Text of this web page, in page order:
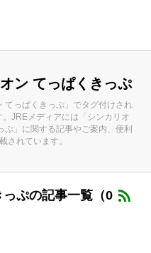
ン てっぱくきっぷ
てっぱくきっぷ」でタグ付けされ
。JREメディアには「シンカリオ
ぷ」に関する記事やご案内、便利
されています。
ぷの記事一覧（0